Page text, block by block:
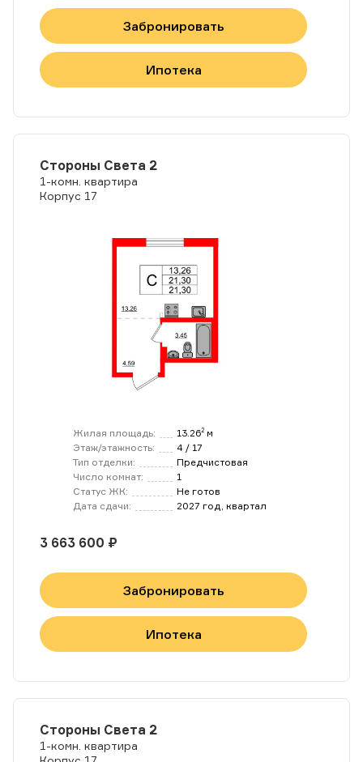
Забронировать
Ипотека
Стороны Света 2
1-комн. квартира
Корпус 17
Жилая площадь: 13.262 м
Этаж/этажность:
4 / 17
Тип отделки:
Предчистовая
Число комнат:
1
Статус ЖК:
Не готов
Дата сдачи:
2027 год, квартал
3 663 600 ₽
Забронировать
Ипотека
Стороны Света 2
1-комн. квартира